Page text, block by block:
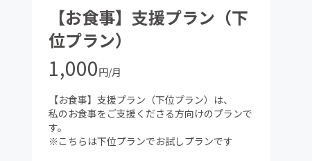
【お食事】支援プラン（下
位プラン）
1,000円/月
【お食事】支援プラン（下位プラン）は、
私のお食事をご支援くださる方向けのプランで
す。
※こちらは下位プランでお試しプランです